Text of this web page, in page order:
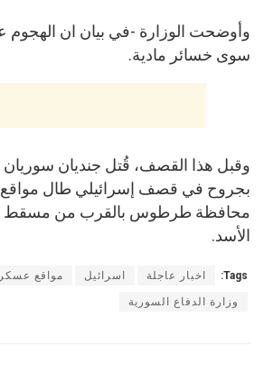
وأوضحت الوزارة -في بيان ان الهجوم
سوى خسائر مادية.
بجروح في قصف إسرائيلي طال
محافظة طرطوس بالقرب من مسقط
الأسد.
Tags: اخبار عاجلة اسرائيل مواقع
وزارة الدفاع السورية